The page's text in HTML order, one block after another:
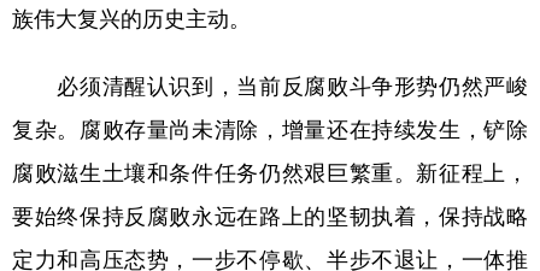
多语种频道
Deutsch Português
族伟大复兴的历史主动。
必须清醒认识到，当前反腐败斗争形势仍然严峻
复杂。腐败存量尚未清除，增量还在持续发生，铲除
腐败滋生土壤和条件任务仍然艰巨繁重。新征程上，
要始终保持反腐败永远在路上的坚韧执着，保持战略
定力和高压态势，一步不停歇、半步不退让，一体推